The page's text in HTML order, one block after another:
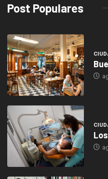
Post Populares